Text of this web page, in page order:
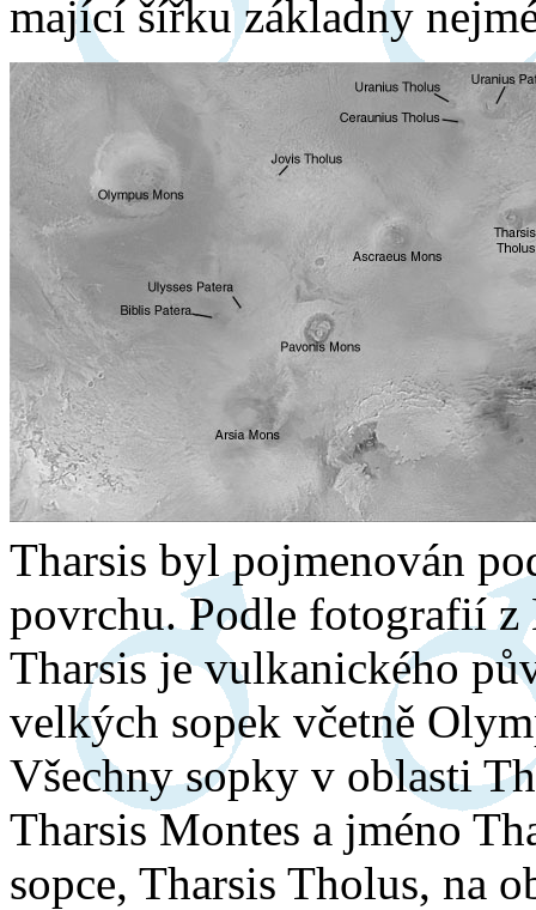
mající šířku základny
Tharsis byl pojmenován
povrchu. Podle fotografií
Tharsis je vulkanického
velkých sopek včetně
Všechny sopky v oblasti
Tharsis Montes a jméno
sopce, Tharsis Tholus, na